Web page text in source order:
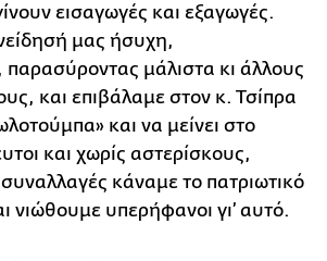
εισαγωγές και εξαγωγές.
μας ήσυχη,
μάλιστα κι άλλους
και επιβάλαμε στον κ. Τσίπρα
και να μείνει στο
και χωρίς αστερίσκους,
κάναμε το πατριωτικό
νιώθουμε υπερήφανοι γι’ αυτό.